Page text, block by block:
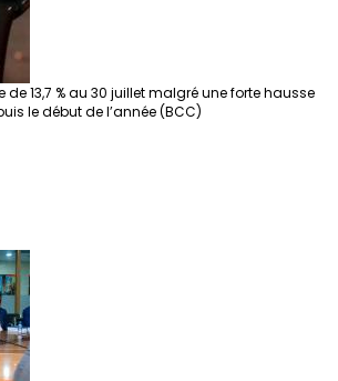
de 13,7 % au 30 juillet malgré une forte hausse
le début de l’année (BCC)